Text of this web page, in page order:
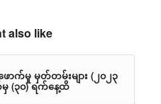
also like
ာက်မှု မှတ်တမ်းများ (၂၀၂၃
မှ (၃၀) ရက်နေ့ထိ